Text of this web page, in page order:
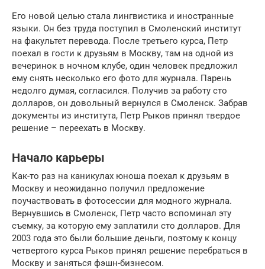
Его новой целью стала лингвистика и иностранные
языки. Он без труда поступил в Смоленский институт
на факультет перевода. После третьего курса, Петр
поехал в гости к друзьям в Москву, там на одной из
вечеринок в ночном клубе, один человек предложил
ему снять несколько его фото для журнала. Парень
недолго думая, согласился. Получив за работу сто
долларов, он довольный вернулся в Смоленск. Забрав
документы из института, Петр Рыков принял твердое
решение – переехать в Москву.
Начало карьеры
Как-то раз на каникулах юноша поехал к друзьям в
Москву и неожиданно получил предложение
поучаствовать в фотосессии для модного журнала.
Вернувшись в Смоленск, Петр часто вспоминал эту
съемку, за которую ему заплатили сто долларов. Для
2003 года это были большие деньги, поэтому к концу
четвертого курса Рыков принял решение перебраться в
Москву и заняться фэшн-бизнесом.